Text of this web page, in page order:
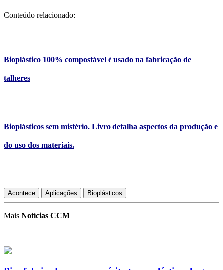
Conteúdo relacionado:
Bioplástico 100% compostável é usado na fabricação de
talheres
Bioplásticos sem mistério. Livro detalha aspectos da produção e
do uso dos materiais.
Acontece Aplicações Bioplásticos
Mais Notícias CCM